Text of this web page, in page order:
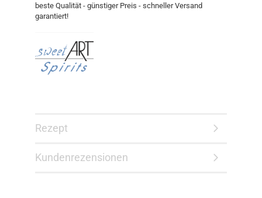
beste Qualität - günstiger Preis - schneller Versand
garantiert!​​​​​
Rezept
Kundenrezensionen